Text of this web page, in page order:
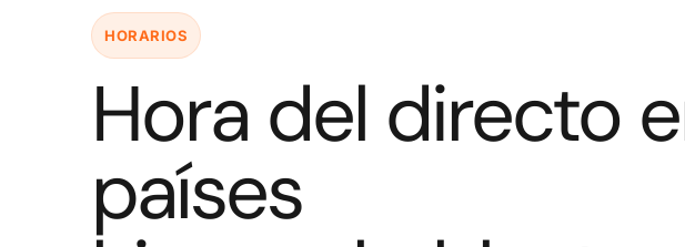
HORARIOS
Hora del directo
países